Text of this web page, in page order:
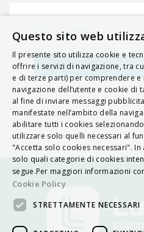
MAPPA
Questo sito web
Il presente sito utilizza cookie e
offrire i servizi di navigazione, tra
e di terze parti) per comprendere e
navigazione dell’utente e cookie
al fine di inviare messaggi
manifestate nell’ambito della
abilitare tutti i cookies
utilizzare solo quelli necessari al
"Accetta solo cookies necessari".
solo quali categorie di cookies
segue.Per maggiori informazioni
Cookie Policy
STRETTAMENTE NECESSARI